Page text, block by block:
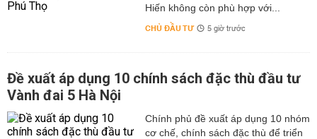
Hiến không còn phù hợp với...
CHỦ ĐẦU TƯ 5 giờ trước
Đề xuất áp dụng 10 chính sách đặc thù đầu tư
Vành đai 5 Hà Nội
Chính phủ đề xuất áp dụng 10 nhóm
cơ chế, chính sách đặc thù để triển